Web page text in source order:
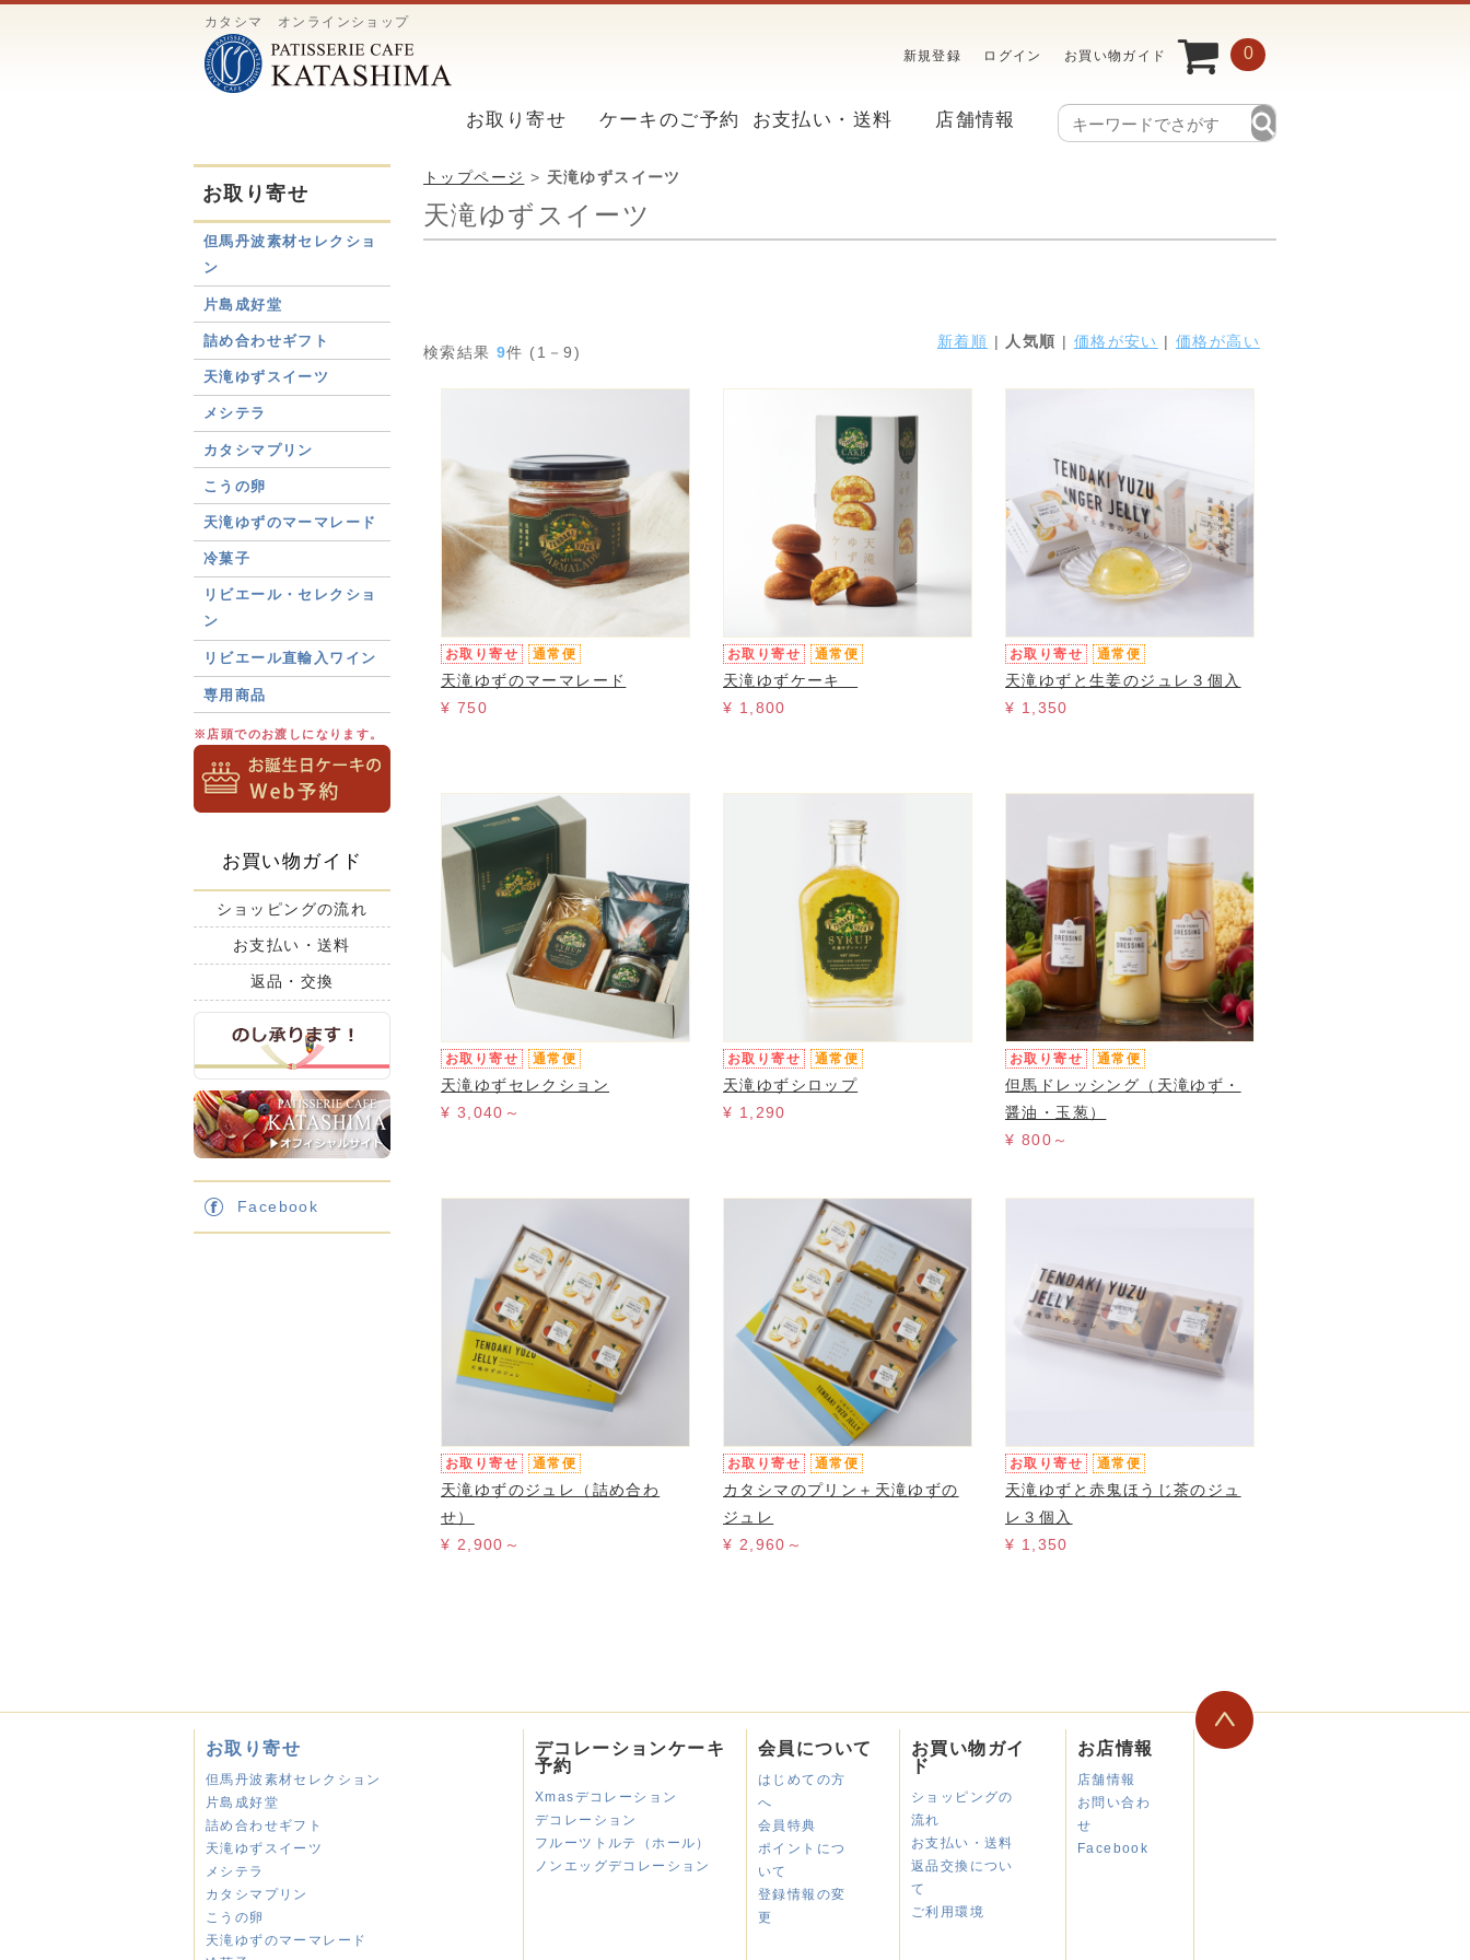
カタシマ オンラインショップ
新規登録 ログイン お買い物ガイド 0
お取り寄せ ケーキのご予約 お支払い・送料 店舗情報
お取り寄せ
但馬丹波素材セレクショ
ン
片島成好堂
詰め合わせギフト
天滝ゆずスイーツ
メシテラ
カタシマプリン
こうの卵
天滝ゆずのマーマレード
冷菓子
リビエール・セレクショ
ン
リビエール直輸入ワイン
専用商品
※店頭でのお渡しになります。
お買い物ガイド
ショッピングの流れ
お支払い・送料
返品・交換
Facebook
トップページ > 天滝ゆずスイーツ
天滝ゆずスイーツ
検索結果 9件 (1－9)
新着順 | 人気順 | 価格が安い | 価格が高い
お取り寄せ 通常便
天滝ゆずのマーマレード
¥ 750
お取り寄せ 通常便
天滝ゆずケーキ
¥ 1,800
お取り寄せ 通常便
天滝ゆずと生姜のジュレ３個入
¥ 1,350
お取り寄せ 通常便
天滝ゆずセレクション
¥ 3,040～
お取り寄せ 通常便
天滝ゆずシロップ
¥ 1,290
お取り寄せ 通常便
但馬ドレッシング（天滝ゆず・
醤油・玉葱）
¥ 800～
お取り寄せ 通常便
天滝ゆずのジュレ（詰め合わ
せ）
¥ 2,900～
お取り寄せ 通常便
カタシマのプリン＋天滝ゆずの
ジュレ
¥ 2,960～
お取り寄せ 通常便
天滝ゆずと赤鬼ほうじ茶のジュ
レ３個入
¥ 1,350
お取り寄せ
但馬丹波素材セレクション
片島成好堂
詰め合わせギフト
天滝ゆずスイーツ
メシテラ
カタシマプリン
こうの卵
天滝ゆずのマーマレード
デコレーションケーキ
予約
Xmasデコレーション
デコレーション
フルーツトルテ（ホール）
ノンエッグデコレーション
会員について
はじめての方
へ
会員特典
ポイントにつ
いて
登録情報の変
更
お買い物ガイ
ド
ショッピングの
流れ
お支払い・送料
返品交換につい
て
ご利用環境
お店情報
店舗情報
お問い合わ
せ
Facebook